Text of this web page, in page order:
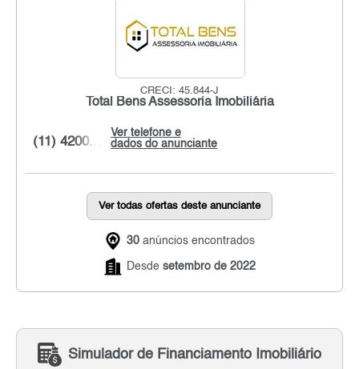
CRECI: 45.844-J
Total Bens Assessoria Imobiliária
Ver telefone e
dados do anunciante
(11) 4200...
Ver todas ofertas deste anunciante
30 anúncios encontrados
Desde setembro de 2022
Simulador de Financiamento Imobiliário